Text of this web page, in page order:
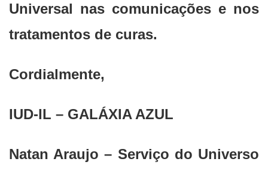
Universal nas comunicações e nos
tratamentos de curas.
Cordialmente,
IUD-IL – GALÁXIA AZUL
Natan Araujo – Serviço do Universo